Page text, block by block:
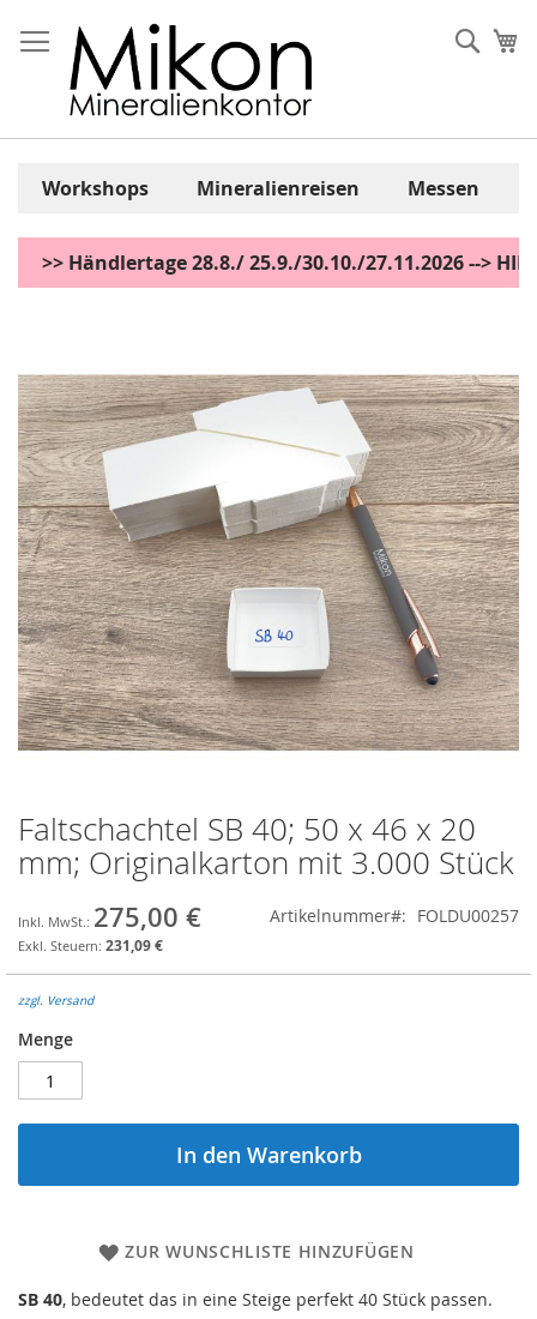
Inhalt
springen
Workshops Mineralienreisen Messen
>> Händlertage 28.8./ 25.9./30.10./27.11.2026 -->
der
Bildgalerie
springen
Zum
Anfang
der
springen
Faltschachtel SB 40; 50 x 46 x 20
mm; Originalkarton mit 3.000 Stück
275,00 €
231,09 €
Artikelnummer FOLDU00257
zzgl. Versand
Menge
In den Warenkorb
ZUR WUNSCHLISTE HINZUFÜGEN
SB 40, bedeutet das in eine Steige perfekt 40 Stück passen.